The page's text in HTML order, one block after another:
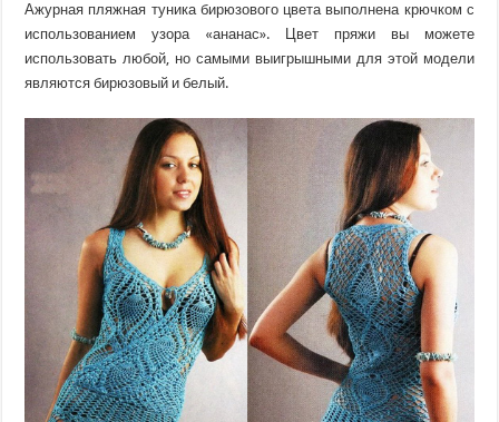
Ажурная пляжная туника бирюзового цвета выполнена крючком с
использованием узора «ананас». Цвет пряжи вы можете
использовать любой, но самыми выигрышными для этой модели
являются бирюзовый и белый.